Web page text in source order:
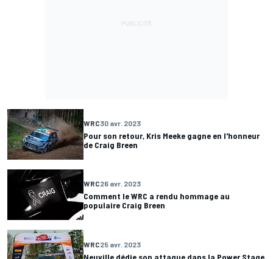
WRC30 avr. 2023
Pour son retour, Kris Meeke gagne en l'honneur
de Craig Breen
WRC26 avr. 2023
Comment le WRC a rendu hommage au
populaire Craig Breen
WRC25 avr. 2023
Neuville dédie son attaque dans la Power Stage